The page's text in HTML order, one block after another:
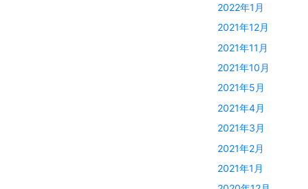
2022年1月
2021年12月
2021年11月
2021年10月
2021年5月
2021年4月
2021年3月
2021年2月
2021年1月